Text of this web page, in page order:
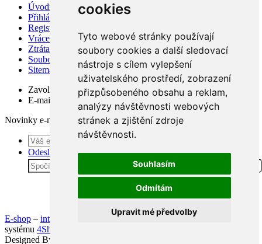
cookies
Tyto webové stránky používají
soubory cookies a další sledovací
nástroje s cílem vylepšení
uživatelského prostředí, zobrazení
přizpůsobeného obsahu a reklam,
analýzy návštěvnosti webových
stránek a zjištění zdroje
návštěvnosti.
Souhlasím
Odmítám
Upravit mé předvolby
Úvodní strana
Přihlásit se
Registrace
Vrácení zboží a výměna
Ztráta hesla
Soubory Cookies
Sitemap
Zavolejte nám +420 725 293 310
E-mail na helpdesk
botydopohody@email.cz
Novinky e-mailem
Odeslat
E-shop – internetový obchod
provozován na
systému 4Shop®
Designed By: